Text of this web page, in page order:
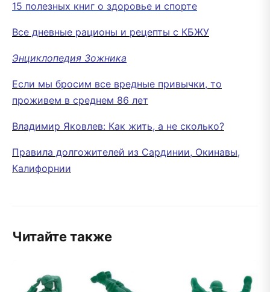
15 полезных книг о здоровье и спорте
Все дневные рационы и рецепты с КБЖУ
Энциклопедия Зожника
Если мы бросим все вредные привычки, то
проживем в среднем 86 лет
Владимир Яковлев: Как жить, а не сколько?
Правила долгожителей из Сардинии, Окинавы,
Калифорнии
Читайте также